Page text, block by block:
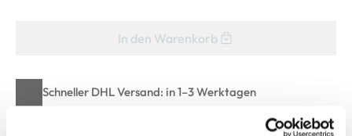
In den Warenkorb
Schneller DHL Versand: in 1–3 Werktagen
Kostenfreie Rücksendung innerhalb 14 Tage